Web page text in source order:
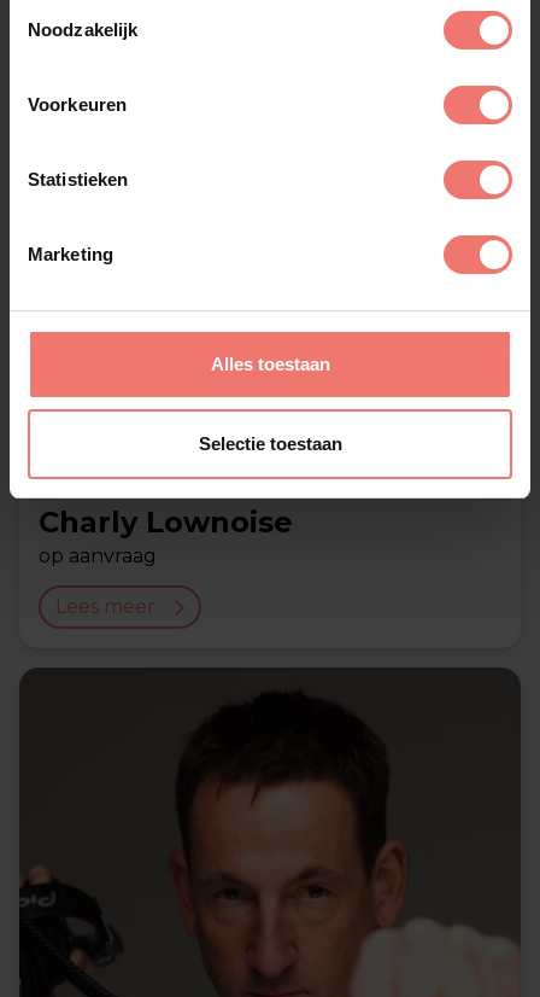
Noodzakelijk
Voorkeuren
Statistieken
Marketing
Alles toestaan
Selectie toestaan
Charly Lownoise
op aanvraag
Lees meer